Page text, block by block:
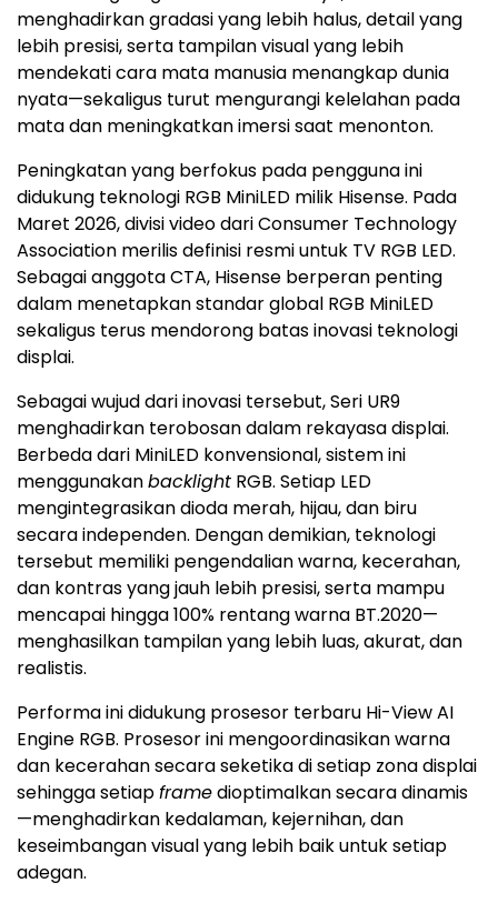
menghadirkan gradasi yang lebih halus, detail yang
lebih presisi, serta tampilan visual yang lebih
mendekati cara mata manusia menangkap dunia
nyata—sekaligus turut mengurangi kelelahan pada
mata dan meningkatkan imersi saat menonton.
Peningkatan yang berfokus pada pengguna ini
didukung teknologi RGB MiniLED milik Hisense. Pada
Maret 2026, divisi video dari Consumer Technology
Association merilis definisi resmi untuk TV RGB LED.
Sebagai anggota CTA, Hisense berperan penting
dalam menetapkan standar global RGB MiniLED
sekaligus terus mendorong batas inovasi teknologi
displai.
Sebagai wujud dari inovasi tersebut, Seri UR9
menghadirkan terobosan dalam rekayasa displai.
Berbeda dari MiniLED konvensional, sistem ini
menggunakanbacklight RGB. Setiap LED
mengintegrasikan dioda merah, hijau, dan biru
secara independen. Dengan demikian, teknologi
tersebut memiliki pengendalian warna, kecerahan,
dan kontras yang jauh lebih presisi, serta mampu
mencapai hingga 100% rentang warna BT.2020—
menghasilkan tampilan yang lebih luas, akurat, dan
realistis.
Performa ini didukung prosesor terbaru Hi-View AI
Engine RGB. Prosesor ini mengoordinasikan warna
dan kecerahan secara seketika di setiap zona displai
sehingga setiapframedioptimalkan secara dinamis
—menghadirkan kedalaman, kejernihan, dan
keseimbangan visual yang lebih baik untuk setiap
adegan.